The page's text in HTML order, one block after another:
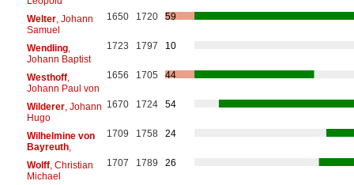
Welter, Johann
Samuel
1650 1720 59
Wendling,
Johann Baptist
1723 1797 10
Westhoff,
Johann Paul von
1656 1705 44
Wilderer, Johann
Hugo
1670 1724 54
Wilhelmine von
Bayreuth,
1709 1758 24
Wolff, Christian
Michael
1707 1789 26